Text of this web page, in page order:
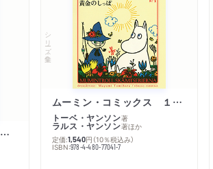
「リベラル国際秩序の揺らぎ」再考 年報政治学２０２６‐Ⅰ
シリーズ・全集
ムーミン・コミックス １ 黄金のしっぽ
トーベ・ヤンソン著
ラルス・ヤンソン著ほか
定価:1,540円 （10％税込み）
ISBN:978-4-480-77041-7